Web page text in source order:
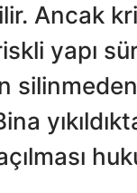
Ancak
yapı